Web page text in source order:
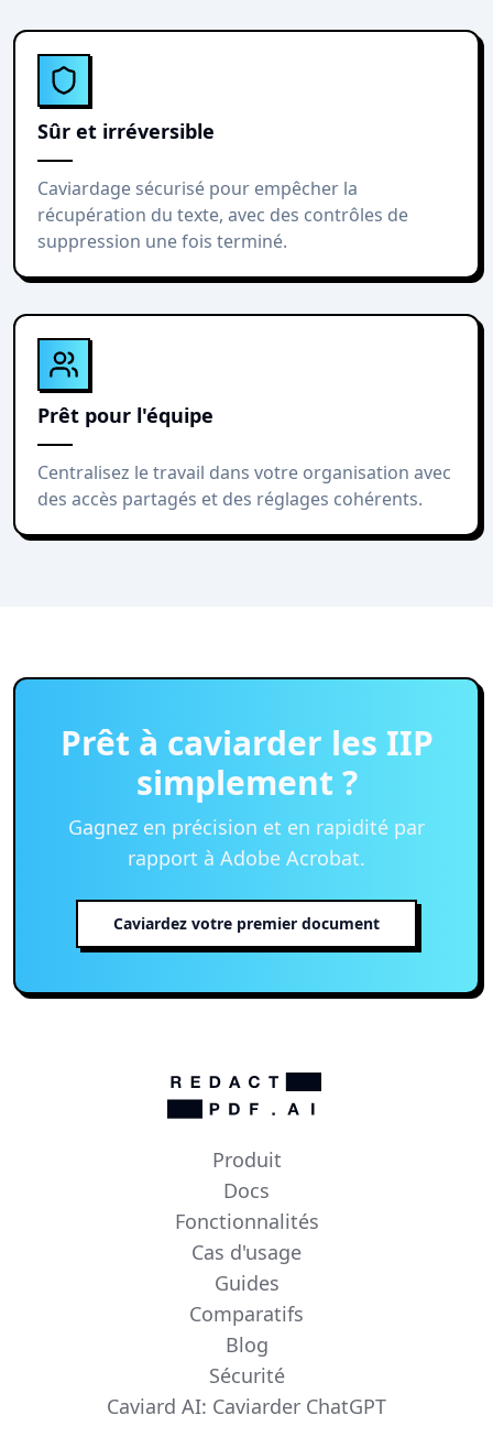
Sûr et irréversible
Caviardage sécurisé pour empêcher la
récupération du texte, avec des contrôles de
suppression une fois terminé.
Prêt pour l'équipe
Centralisez le travail dans votre organisation avec
des accès partagés et des réglages cohérents.
Prêt à caviarder les IIP
simplement ?
Gagnez en précision et en rapidité par
rapport à Adobe Acrobat.
Caviardez votre premier document
Produit
Docs
Fonctionnalités
Cas d'usage
Guides
Comparatifs
Blog
Sécurité
Caviard AI: Caviarder ChatGPT